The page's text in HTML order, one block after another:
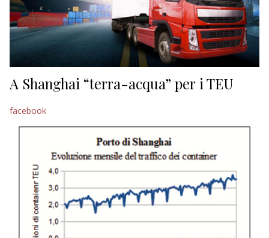
ECONOMIA
TURISMO
CULTURA
NAUTICA
A Shanghai “terra-acqua” per i TEU
facebook